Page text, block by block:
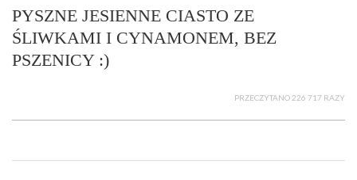
PYSZNE JESIENNE CIASTO ZE
ŚLIWKAMI I CYNAMONEM, BEZ
PSZENICY :)
PRZECZYTANO 226 717 RAZY